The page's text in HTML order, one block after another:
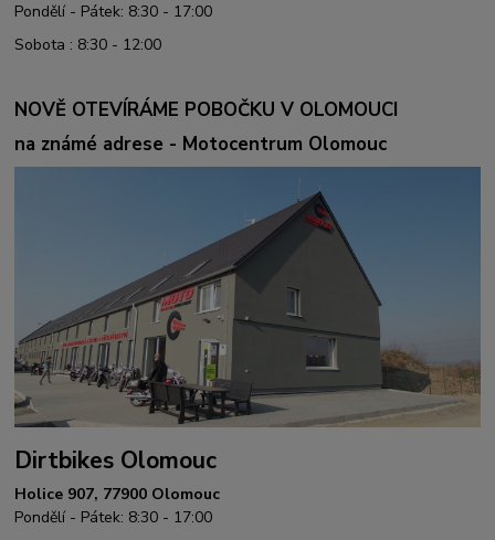
Pondělí - Pátek: 8:30 - 17:00
Sobota : 8:30 - 12:00
NOVĚ OTEVÍRÁME POBOČKU V OLOMOUCI
na známé adrese - Motocentrum Olomouc
Dirtbikes Olomouc
Holice 907, 77900 Olomouc
Pondělí - Pátek: 8:30 - 17:00